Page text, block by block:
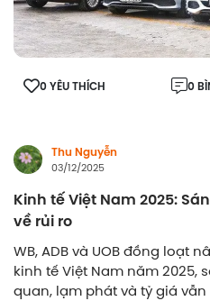
0 YÊU THÍCH 0
Thu Nguyễn
03/12/2025
Kinh tế Việt Nam 2025:
về rủi ro
WB, ADB và UOB đồng loạt
kinh tế Việt Nam năm 2025,
quan, lạm phát và tỷ giá